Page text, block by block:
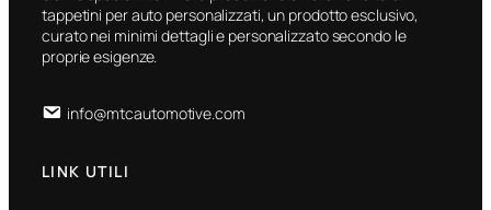
tappetini per auto personalizzati, un prodotto esclusivo,
curato nei minimi dettagli e personalizzato secondo le
proprie esigenze.
info@mtcautomotive.com
LINK UTILI